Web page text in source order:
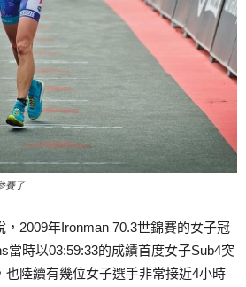
賽了
2009年Ironman 70.3世錦賽的女子冠
當時以03:59:33的成績首度女子Sub4突
也陸續有幾位女子選手非常接近4小時